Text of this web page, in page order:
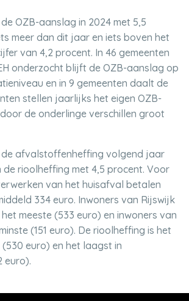
OZB-aanslag in 2024 met 5,5
meer dan dit jaar en iets boven het
van 4,2 procent. In 46 gemeenten
onderzocht blijft de OZB-aanslag op
en in 9 gemeenten daalt de
stellen jaarlijks het eigen OZB-
de onderlinge verschillen groot
afvalstoffenheffing volgend jaar
de rioolheffing met 4,5 procent. Voor
van het huisafval betalen
334 euro. Inwoners van Rijswijk
meeste (533 euro) en inwoners van
(151 euro). De rioolheffing is het
euro) en het laagst in
euro).